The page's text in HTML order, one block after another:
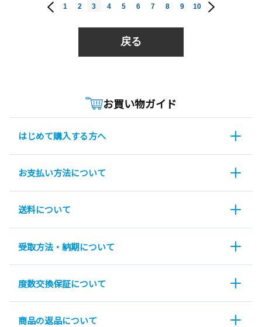
1 2 3 4 5 6 7 8 9 10
戻る
お買い物ガイド
はじめて購入する方へ
お支払い方法について
送料について
受取方法・納期について
度数交換保証について
商品の返品について